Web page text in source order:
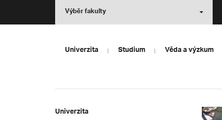
Výběr fakulty
Univerzita Studium Věda a výzkum
Univerzita